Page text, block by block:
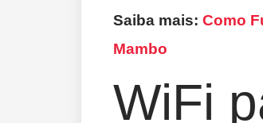
Saiba mais: Como
Mambo
WiFi